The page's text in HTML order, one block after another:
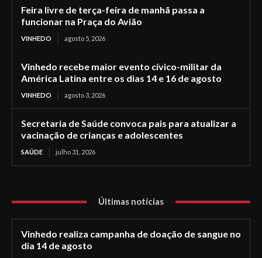
Feira livre de terça-feira de manhã passa a
funcionar na Praça do Avião
VINHEDO agosto 5, 2026
Vinhedo recebe maior evento cívico-militar da
América Latina entre os dias 14 e 16 de agosto
VINHEDO agosto 3, 2026
Secretaria de Saúde convoca pais para atualizar a
vacinação de crianças e adolescentes
SAÚDE julho 31, 2026
Últimas notícias
Vinhedo realiza campanha de doação de sangue no
dia 14 de agosto